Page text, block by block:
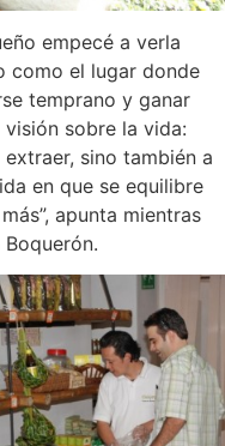
empecé a verla
como el lugar donde
temprano y ganar
sobre la vida:
sino también a
en que se equilibre
apunta mientras